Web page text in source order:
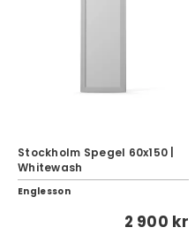
Stockholm Spegel 60x150 |
Whitewash
Englesson
2 900 kr